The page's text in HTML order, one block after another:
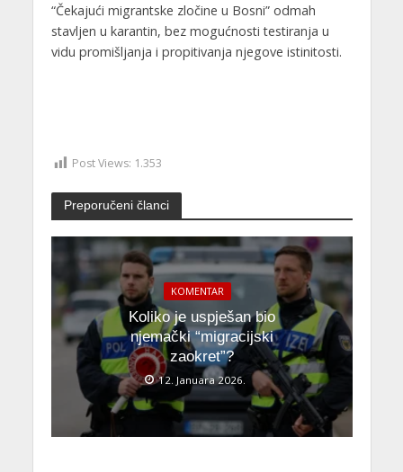
“Čekajući migrantske zločine u Bosni” odmah
stavljen u karantin, bez mogućnosti testiranja u
vidu promišljanja i propitivanja njegove istinitosti.
Post Views: 1.353
Preporučeni članci
KOMENTAR
Koliko je uspješan bio
njemački “migracijski
zaokret”?
12. Januara 2026.